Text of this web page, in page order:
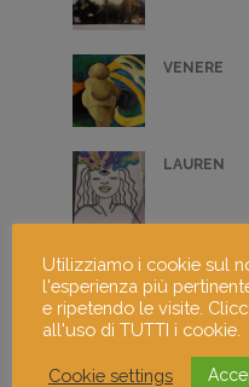
VENERE
LAUREN
PITTURA -
DISEGNO
Utilizziamo i cookie sul
l'esperienza più
e ripetendo le visite.
all'uso di TUTTI i cookie.
Cookie settings